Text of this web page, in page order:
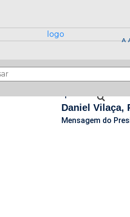
A
"A força da
Daniel Vilaça,
Mensagem do